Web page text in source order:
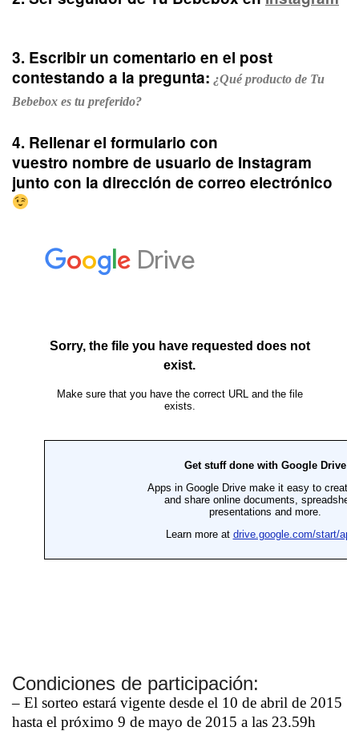
3. Escribir un comentario en el post
contestando a la pregunta: ¿Qué producto de Tu
Bebebox es tu preferido?
4. Rellenar el formulario con
vuestro nombre de usuario de Instagram
junto con la dirección de correo electrónico
Condiciones de participación:
– El sorteo estará vigente desde el 10 de abril de 2015
hasta el próximo 9 de mayo de 2015 a las 23.59h